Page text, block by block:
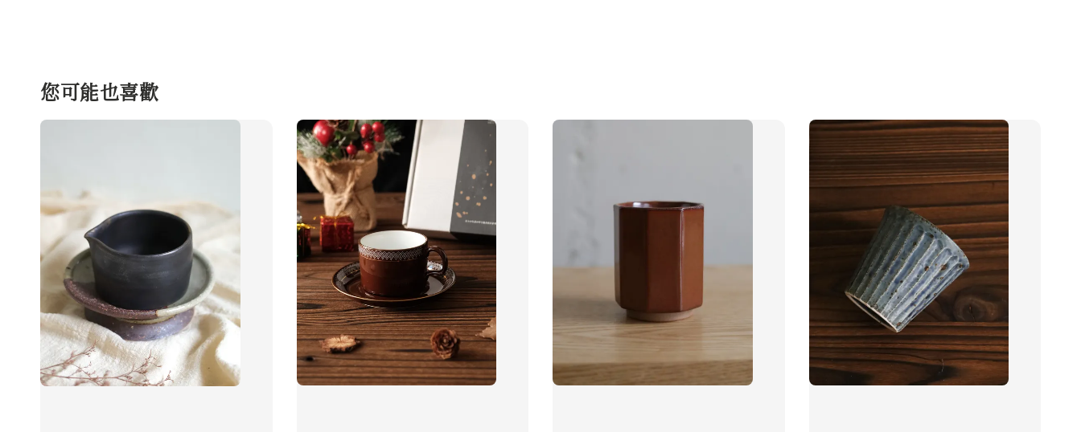
您可能也喜歡